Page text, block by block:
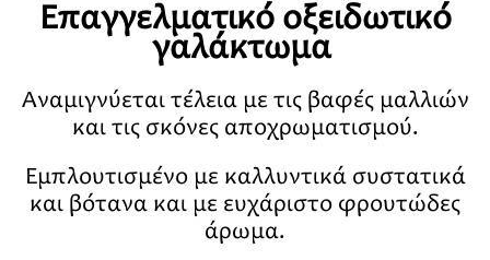
Επαγγελματικό οξειδωτικό
γαλάκτωμα
Αναμιγνύεται τέλεια με τις βαφές μαλλιών
και τις σκόνες αποχρωματισμού.
Εμπλουτισμένο με καλλυντικά συστατικά
και βότανα και με ευχάριστο φρουτώδες
άρωμα.